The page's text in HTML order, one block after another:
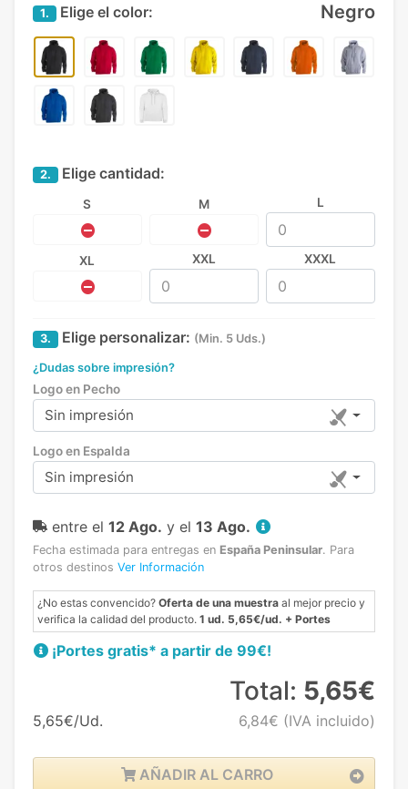
1. Elige el color: Negro
2. Elige cantidad:
S M L
XL XXL XXXL
3. Elige personalizar: (Min. 5 Uds.)
¿Dudas sobre impresión?
Logo en Pecho
Sin impresión
Logo en Espalda
Sin impresión
entre el 12 Ago. y el 13 Ago.
Fecha estimada para entregas en España Peninsular. Para
otros destinos Ver Información
¿No estas convencido? Oferta de una muestra al mejor precio y
verifica la calidad del producto. 1 ud. 5,65€/ud. + Portes
¡Portes gratis* a partir de 99€!
5,65€/Ud.
Total: 5,65€
6,84€ (IVA incluido)
AÑADIR AL CARRO